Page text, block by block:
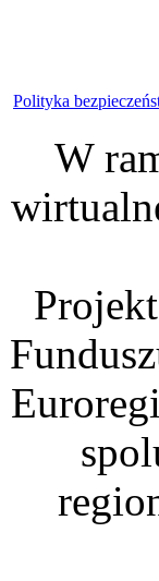
Polityka
W